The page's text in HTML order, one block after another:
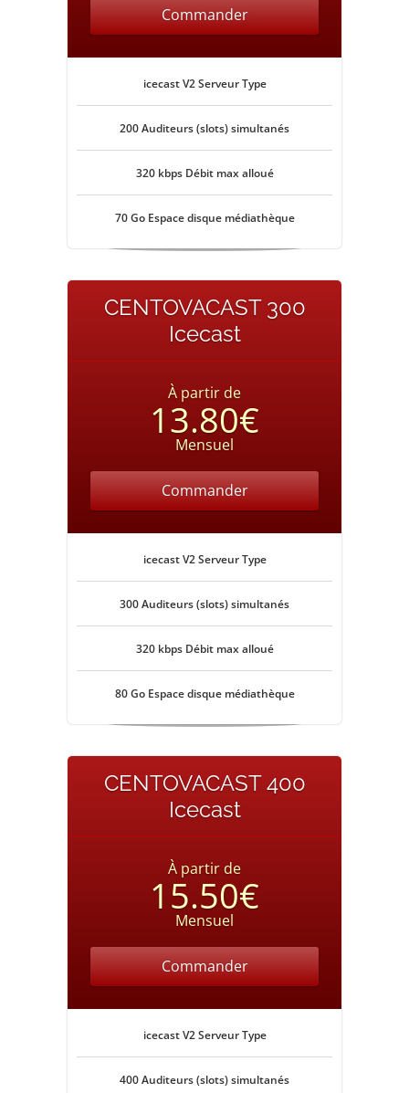
Commander
icecast V2 Serveur Type
200 Auditeurs (slots) simultanés
320 kbps Débit max alloué
70 Go Espace disque médiathèque
CENTOVACAST 300
Icecast
À partir de
13.80€
Mensuel
Commander
icecast V2 Serveur Type
300 Auditeurs (slots) simultanés
320 kbps Débit max alloué
80 Go Espace disque médiathèque
CENTOVACAST 400
Icecast
À partir de
15.50€
Mensuel
Commander
icecast V2 Serveur Type
400 Auditeurs (slots) simultanés